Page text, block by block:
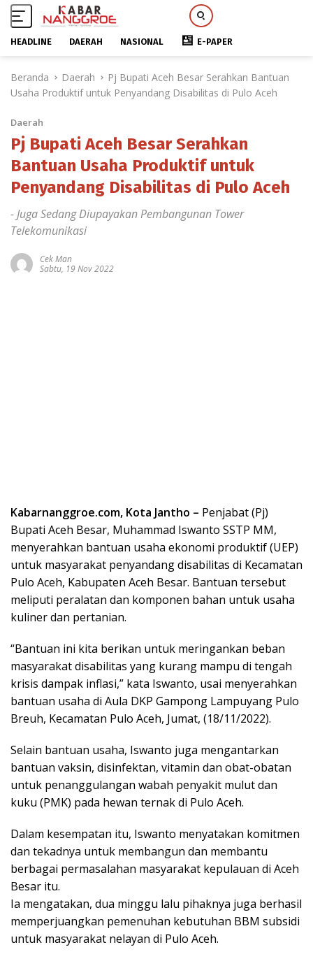
HEADLINE DAERAH NASIONAL E-PAPER
Beranda Daerah
Pj Bupati Aceh Besar Serahkan Bantuan
Usaha Produktif untuk Penyandang Disabilitas di Pulo Aceh
Daerah
Pj Bupati Aceh Besar Serahkan
Bantuan Usaha Produktif untuk
Penyandang Disabilitas di Pulo Aceh
- Juga Sedang Diupayakan Pembangunan Tower
Telekomunikasi
Cek Man
Sabtu, 19 Nov 2022
Kabarnanggroe.com, Kota Jantho – Penjabat (Pj)
Bupati Aceh Besar, Muhammad Iswanto SSTP MM,
menyerahkan bantuan usaha ekonomi produktif (UEP)
untuk masyarakat penyandang disabilitas di Kecamatan
Pulo Aceh, Kabupaten Aceh Besar. Bantuan tersebut
meliputi peralatan dan komponen bahan untuk usaha
kuliner dan pertanian.
“Bantuan ini kita berikan untuk meringankan beban
masyarakat disabilitas yang kurang mampu di tengah
krisis dampak inflasi,” kata Iswanto, usai menyerahkan
bantuan usaha di Aula DKP Gampong Lampuyang Pulo
Breuh, Kecamatan Pulo Aceh, Jumat, (18/11/2022).
Selain bantuan usaha, Iswanto juga mengantarkan
bantuan vaksin, disinfektan, vitamin dan obat-obatan
untuk penanggulangan wabah penyakit mulut dan
kuku (PMK) pada hewan ternak di Pulo Aceh.
Dalam kesempatan itu, Iswanto menyatakan komitmen
dan tekadnya untuk membangun dan membantu
berbagai permasalahan masyarakat kepulauan di Aceh
Besar itu.
Ia mengatakan, dua minggu lalu pihaknya juga berhasil
memperjuangkan pemenuhan kebutuhan BBM subsidi
untuk masyarakat nelayan di Pulo Aceh.